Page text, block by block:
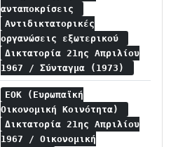
ανταποκρίσεις
Αντιδικτατορικές
οργανώσεις εξωτερικού
Δικτατορία 21ης Απριλίου
1967 / Σύνταγμα (1973)
ΕΟΚ (Ευρωπαϊκή
Οικονομική Κοινότητα)
Δικτατορία 21ης Απριλίου
1967 / Οικονομική